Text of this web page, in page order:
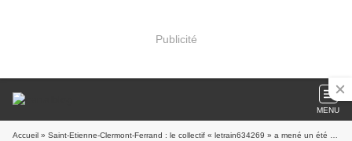
Publicité
MENU
Accueil » Saint-Etienne-Clermont-Ferrand : le collectif « letrain634269 » a mené un été d'actions pour la réouverture de Boën-Thiers